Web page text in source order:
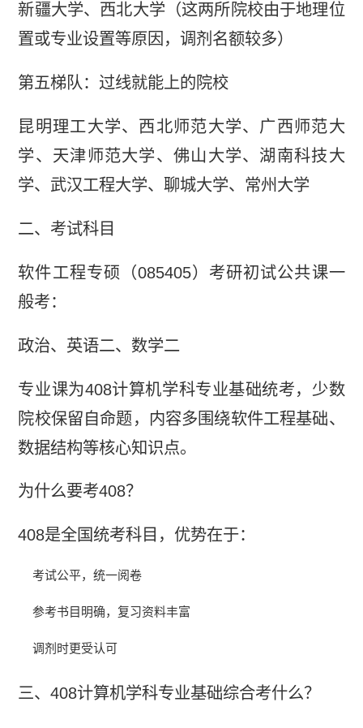
新疆大学、西北大学（这两所院校由于地理位
置或专业设置等原因，调剂名额较多）
第五梯队：过线就能上的院校
昆明理工大学、西北师范大学、广西师范大
学、天津师范大学、佛山大学、湖南科技大
学、武汉工程大学、聊城大学、常州大学
二、考试科目
软件工程专硕（085405）考研初试公共课一
般考：
政治、英语二、数学二
专业课为408计算机学科专业基础统考，少数
院校保留自命题，内容多围绕软件工程基础、
数据结构等核心知识点。
为什么要考408？
408是全国统考科目，优势在于：
考试公平，统一阅卷
参考书目明确，复习资料丰富
调剂时更受认可
三、408计算机学科专业基础综合考什么？